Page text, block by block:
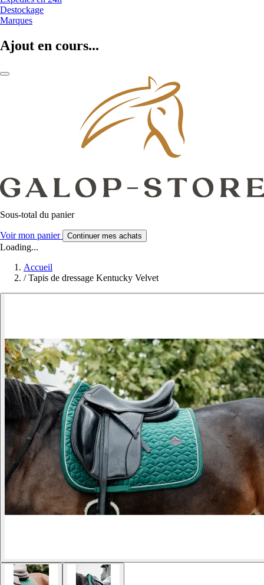
Destockage
Marques
Ajout en cours...
Sous-total du panier
Voir mon panier Continuer mes achats
Loading...
Accueil
/ Tapis de dressage Kentucky Velvet